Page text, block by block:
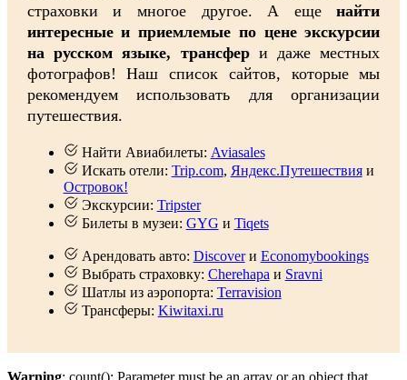
страховки и многое другое. А ещенайти
интересные и приемлемые по цене экскурсии
на русском языке, трансфери даже местных
фотографов! Наш список сайтов, которые мы
рекомендуем использовать для организации
путешествия.
Найти Авиабилеты: Aviasales
Искать отели: Trip.com, Яндекс.Путешествияи
Островок!
Экскурсии: Tripster
Билеты в музеи: GYG и Tiqets
Арендовать авто: Discoverи Economybookings
Выбрать страховку: Cherehapa и Sravni
Шатлы из аэропорта: Terravision
Трансферы: Kiwitaxi.ru